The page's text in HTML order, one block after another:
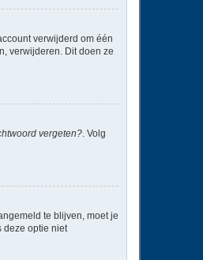
verwijderd om één
verwijderen. Dit doen ze
vergeten?. Volg
te blijven, moet je
deze optie niet